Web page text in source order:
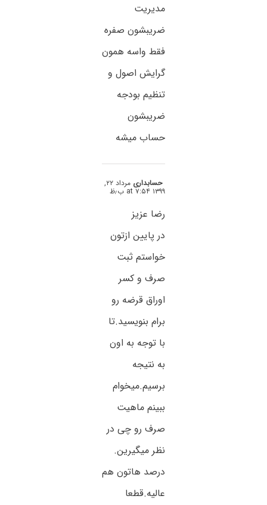
مدیریت
ضریبشون صفره
فقط واسه همون
گرایش اصول و
تنظیم بودجه
ضریبشون
حساب میشه
حسابداری مرداد ۲۲,
۱۳۹۹ at ۷:۵۴ ب٫ظ
رضا عزیز
در پایین ازتون
خواستم ثبت
صرف و کسر
اوراق قرضه رو
برام بنویسید.تا
با توجه به اون
به نتیجه
برسیم.میخوام
ببینم ماهیت
صرف رو چی در
نظر میگیرین.
درصد هاتون هم
عالیه.قطعا